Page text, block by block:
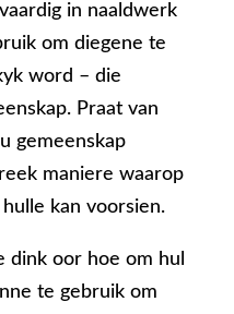
in naaldwerk
om diegene te
word – die
Praat van
gemeenskap
maniere waarop
kan voorsien.
dink oor hoe om hul
te gebruik om